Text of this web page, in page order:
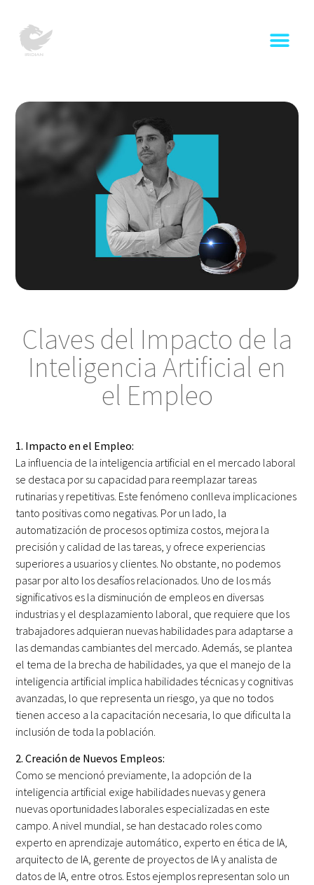
Claves del Impacto de la
Inteligencia Artificial en
el Empleo
1. Impacto en el Empleo:
La influencia de la inteligencia artificial en el mercado laboral
se destaca por su capacidad para reemplazar tareas
rutinarias y repetitivas. Este fenómeno conlleva implicaciones
tanto positivas como negativas. Por un lado, la
automatización de procesos optimiza costos, mejora la
precisión y calidad de las tareas, y ofrece experiencias
superiores a usuarios y clientes. No obstante, no podemos
pasar por alto los desafíos relacionados. Uno de los más
significativos es la disminución de empleos en diversas
industrias y el desplazamiento laboral, que requiere que los
trabajadores adquieran nuevas habilidades para adaptarse a
las demandas cambiantes del mercado. Además, se plantea
el tema de la brecha de habilidades, ya que el manejo de la
inteligencia artificial implica habilidades técnicas y cognitivas
avanzadas, lo que representa un riesgo, ya que no todos
tienen acceso a la capacitación necesaria, lo que dificulta la
inclusión de toda la población.
2. Creación de Nuevos Empleos:
Como se mencionó previamente, la adopción de la
inteligencia artificial exige habilidades nuevas y genera
nuevas oportunidades laborales especializadas en este
campo. A nivel mundial, se han destacado roles como
experto en aprendizaje automático, experto en ética de IA,
arquitecto de IA, gerente de proyectos de IA y analista de
datos de IA, entre otros. Estos ejemplos representan solo un